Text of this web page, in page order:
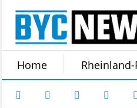
Home Rheinland-